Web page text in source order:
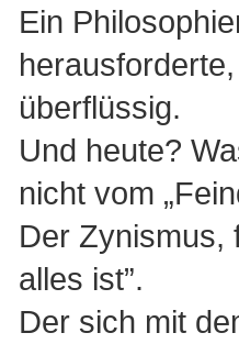
Ein
überflüssig.
Und heute?
nicht vom
Der Zynismus,
alles ist”.
Der sich mit